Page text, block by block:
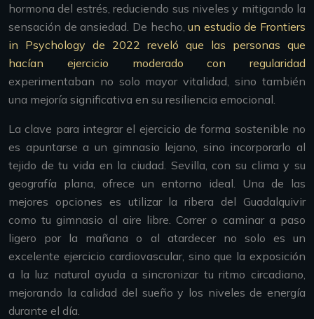
hormona del estrés, reduciendo sus niveles y mitigando la
sensación de ansiedad. De hecho,un estudio de Frontiers
in Psychology de 2022 reveló que las personas que
hacían ejercicio moderado con regularidad
experimentaban no solo mayor vitalidad, sino también
una mejoría significativa en su resiliencia emocional.
La clave para integrar el ejercicio de forma sostenible no
es apuntarse a un gimnasio lejano, sino incorporarlo al
tejido de tu vida en la ciudad. Sevilla, con su clima y su
geografía plana, ofrece un entorno ideal. Una de las
mejores opciones es utilizar la ribera del Guadalquivir
como tu gimnasio al aire libre. Correr o caminar a paso
ligero por la mañana o al atardecer no solo es un
excelente ejercicio cardiovascular, sino que la exposición
a la luz natural ayuda a sincronizar tu ritmo circadiano,
mejorando la calidad del sueño y los niveles de energía
durante el día.